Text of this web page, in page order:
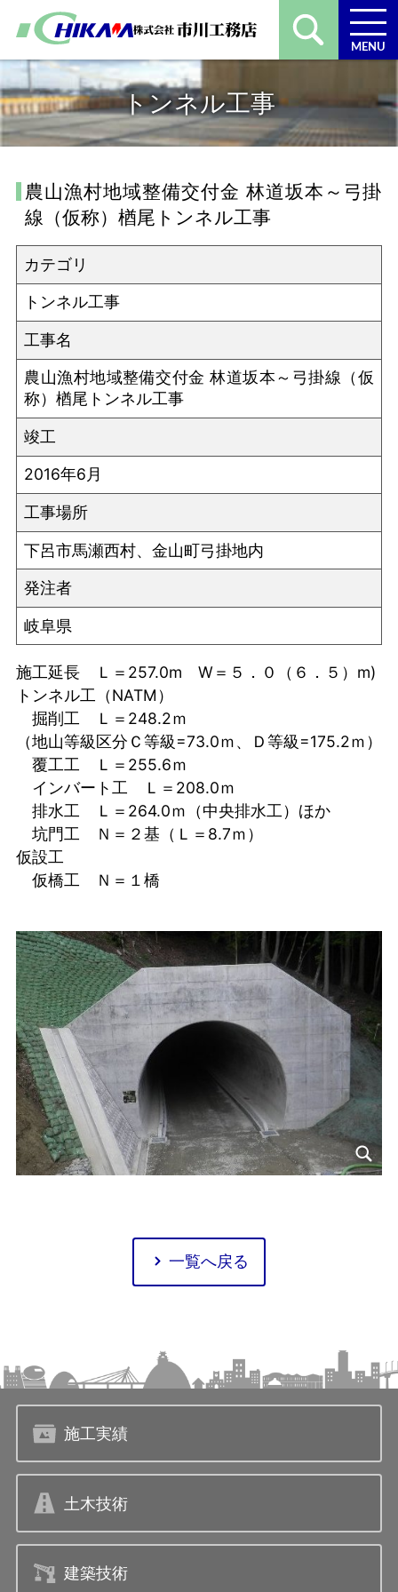
MENU
トンネル工事
農山漁村地域整備交付金 林道坂本～弓掛
線（仮称）楢尾トンネル工事
カテゴリ
トンネル工事
工事名
農山漁村地域整備交付金 林道坂本～弓掛線（仮
称）楢尾トンネル工事
竣工
2016年6月
工事場所
下呂市馬瀬西村、金山町弓掛地内
発注者
岐阜県
施工延長 Ｌ＝257.0m W＝５．０（６．５）m)
トンネル工（NATM）
掘削工 Ｌ＝248.2ｍ
（地山等級区分Ｃ等級=73.0ｍ、Ｄ等級=175.2ｍ）
覆工工 Ｌ＝255.6ｍ
インバート工 Ｌ＝208.0ｍ
排水工 Ｌ＝264.0ｍ（中央排水工）ほか
坑門工 Ｎ＝２基（Ｌ＝8.7ｍ）
仮設工
仮橋工 Ｎ＝１橋
一覧へ戻る
施工実績
土木技術
建築技術